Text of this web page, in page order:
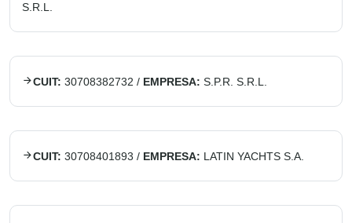
S.R.L.
CUIT: 30708382732 / EMPRESA: S.P.R. S.R.L.
CUIT: 30708401893 / EMPRESA: LATIN YACHTS S.A.